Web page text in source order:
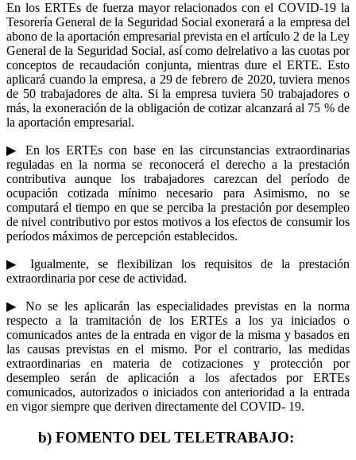
En los ERTEs de fuerza mayor relacionados con el COVID-19 la
Tesorería General de la Seguridad Social exonerará a la empresa del
abono de la aportación empresarial prevista en el artículo 2 de la Ley
General de la Seguridad Social, así como delrelativo a las cuotas por
conceptos de recaudación conjunta, mientras dure el ERTE. Esto
aplicará cuando la empresa, a 29 de febrero de 2020, tuviera menos
de 50 trabajadores de alta. Si la empresa tuviera 50 trabajadores o
más, la exoneración de la obligación de cotizar alcanzará al 75 % de
la aportación empresarial.
▶ En los ERTEs con base en las circunstancias extraordinarias
reguladas en la norma se reconocerá el derecho a la prestación
contributiva aunque los trabajadores carezcan del período de
ocupación cotizada mínimo necesario para Asimismo, no se
computará el tiempo en que se perciba la prestación por desempleo
de nivel contributivo por estos motivos a los efectos de consumir los
períodos máximos de percepción establecidos.
▶ Igualmente, se flexibilizan los requisitos de la prestación
extraordinaria por cese de actividad.
▶ No se les aplicarán las especialidades previstas en la norma
respecto a la tramitación de los ERTEs a los ya iniciados o
comunicados antes de la entrada en vigor de la misma y basados en
las causas previstas en el mismo. Por el contrario, las medidas
extraordinarias en materia de cotizaciones y protección por
desempleo serán de aplicación a los afectados por ERTEs
comunicados, autorizados o iniciados con anterioridad a la entrada
en vigor siempre que deriven directamente del COVID- 19.
b) FOMENTO DEL TELETRABAJO: